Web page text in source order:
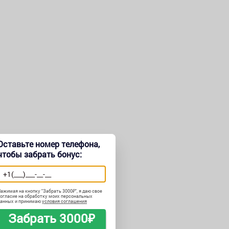
номер телефона,
забрать бонус:
на кнопку "Забрать 3000₽", я даю свое
на обработку моих персональных
и принимаюусловия соглашения
Забрать 3000₽